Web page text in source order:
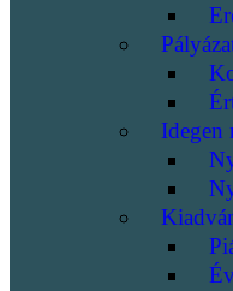
Idegen